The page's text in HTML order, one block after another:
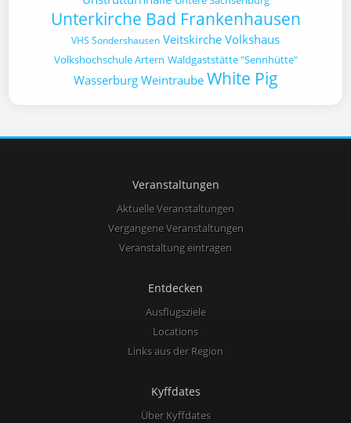
Unterkirche Bad Frankenhausen
VHS Sondershausen Veitskirche Volkshaus
Volkshochschule Artern Waldgaststätte "Sennhütte"
Wasserburg Weintraube White Pig
Veranstaltungen
Aktuelle Veranstaltungen
Vergangene Veranstaltungen
Veranstaltung eintragen
Entdecken
Ausflugsziele
Locations
Links aus der Region
Kyffdates
Über Kyffdates